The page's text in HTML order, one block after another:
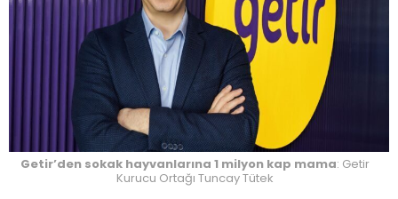
Getir’den sokak hayvanlarına 1 milyon kap mama: Getir
Kurucu Ortağı Tuncay Tütek